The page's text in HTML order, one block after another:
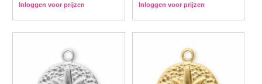
Inloggen voor prijzen
Inloggen voor prijzen